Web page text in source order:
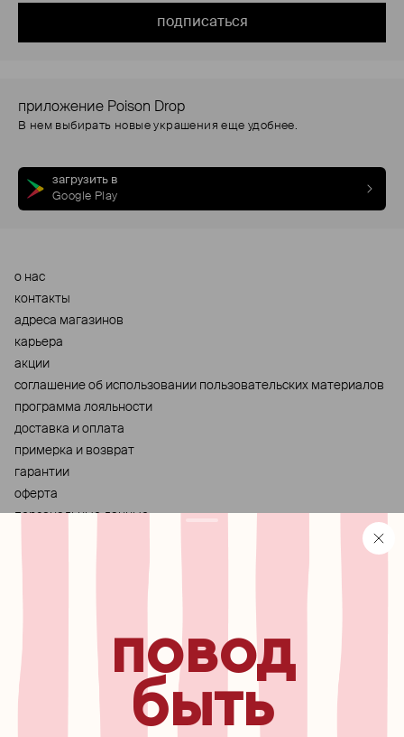
подписаться
приложение Poison Drop
В нем выбирать новые украшения еще удобнее.
загрузить в
Google Play
о нас
контакты
адреса магазинов
карьера
акции
cоглашение об использовании пользовательских материалов
программа лояльности
доставка и оплата
примерка и возврат
гарантии
оферта
персональные данные
новинках, специальных
мероприятиях, скидках и
многом другом
повод
быть